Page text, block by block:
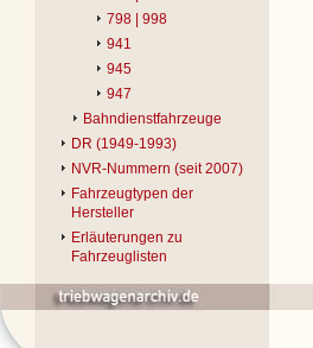
798 | 998
941
945
947
Bahndienstfahrzeuge
DR (1949-1993)
NVR-Nummern (seit 2007)
Fahrzeugtypen der
Hersteller
Erläuterungen zu
Fahrzeuglisten